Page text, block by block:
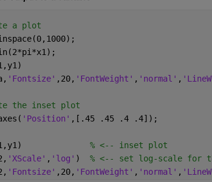
a plot
'Fontsize' ,20, 'FontWeight' , 'normal' ,
the inset plot
'Position' ,[.45 .45 .4 .4]);
% <-- inset plot
'XScale' , 'log' ) % <-- set log-scale for
'Fontsize' ,20, 'FontWeight' , 'normal' ,